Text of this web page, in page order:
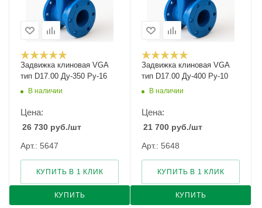
Задвижка клиновая VGA
тип D17.00 Ду-350 Ру-16
В наличии
Цена:
26 730 руб./шт
Арт.: 5647
КУПИТЬ
КУПИТЬ В 1 КЛИК
Задвижка клиновая VGA
тип D17.00 Ду-400 Ру-10
В наличии
Цена:
21 700 руб./шт
Арт.: 5648
КУПИТЬ
КУПИТЬ В 1 КЛИК